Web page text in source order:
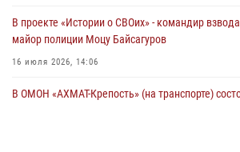
В проекте «Истории о СВОих» - командир
майор полиции Моцу Байсагуров
16 июля 2026, 14:06
В ОМОН «АХМАТ-Крепость» (на транспорте)